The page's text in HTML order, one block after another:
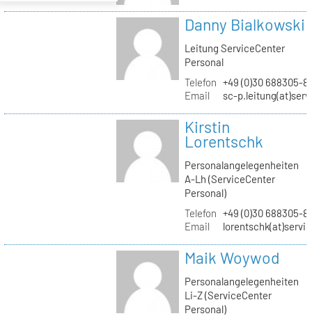
Danny Bialkowski
Leitung ServiceCenter
Personal
Telefon +49 (0)30 688305-
Email
sc-
Kirstin
Lorentschk
Personalangelegenheiten
A-Lh (ServiceCenter
Personal)
Telefon +49 (0)30 688305-
Email
Maik Woywod
Personalangelegenheiten
Li-Z (ServiceCenter
Personal)